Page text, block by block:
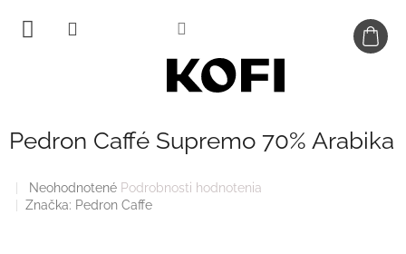
obsah
Pedron Caffé Supremo 70% Arabika
Priemerné
hodnotenie
Neohodnotené Podrobnosti hodnotenia
Značka: Pedron Caffe